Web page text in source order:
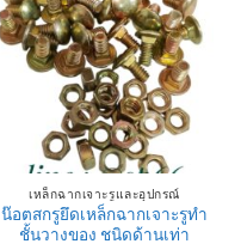
เหล็กฉากเจาะรูและอุปกรณ์
น๊อตสกรูยึดเหล็กฉากเจาะรูทำ
ชั้นวางของ ชนิดด้านเท่า